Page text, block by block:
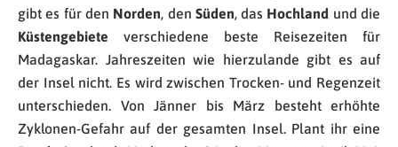
gibt es für den Norden, den Süden, das Hochland und die
Küstengebiete verschiedene beste Reisezeiten für
Madagaskar. Jahreszeiten wie hierzulande gibt es auf
der Insel nicht. Es wird zwischen Trocken- und Regenzeit
unterschieden. Von Jänner bis März besteht erhöhte
Zyklonen-Gefahr auf der gesamten Insel. Plant ihr eine